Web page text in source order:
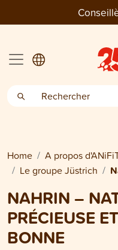
Home A propos
Le groupe Jüstrich
NAHRIN –
PRÉCIEUSE
BONNE